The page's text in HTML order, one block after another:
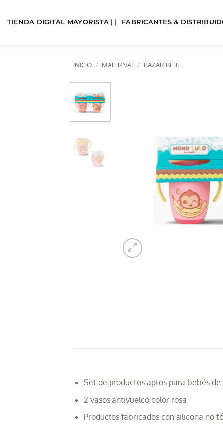
TIENDA DIGITAL MAYORISTA | | FABRICANTES &
INICIO / MATERNAL / BAZAR BEBE
Set de productos aptos para bebés de
2 vasos antivuelco color rosa
Productos fabricados con silicona no